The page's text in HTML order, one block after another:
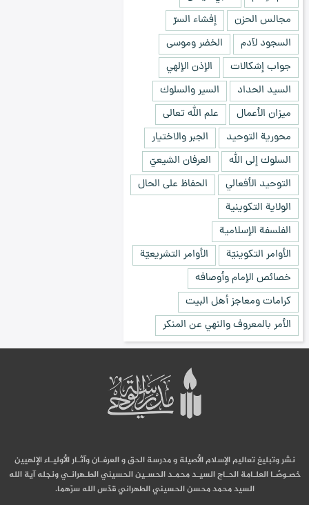
مجالس الحزن
إفشاء السرّ
السجود لآدم
الخضر وموسى
جواب إشكالات
الإذن الإلهي
السيد الحداد
السير والسلوك
ميزان الأعمال
علم الله تعالى
محورية التوحيد
الجبر والاختيار
السلوك إلى الله
العرفان الشيعيّ
التوحيد الأفعالي
الحفاظ على الحال
الولاية التكوينية
الفلسفة الإسلامية
الأوامر التكوينيّة
الأوامر التشريعيّة
خصائص الإمام وأوصافه
كرامات ومعاجز أهل البيت
الأمر بالمعروف والنهي عن المنكر
نشر وتبليغ تعاليم الإسلام الأصيلة و مدرسة الحق و العرفـان وآثـار الأوليـاء الإلهيين
خصـوصًـا العلـامة الحـاج السيـد محمـد الحسـين الحسيني الطـهرانـي ونجله آية الله
السيد محمد محسن الحسيني الطهراني قدّس الله سرّهما.